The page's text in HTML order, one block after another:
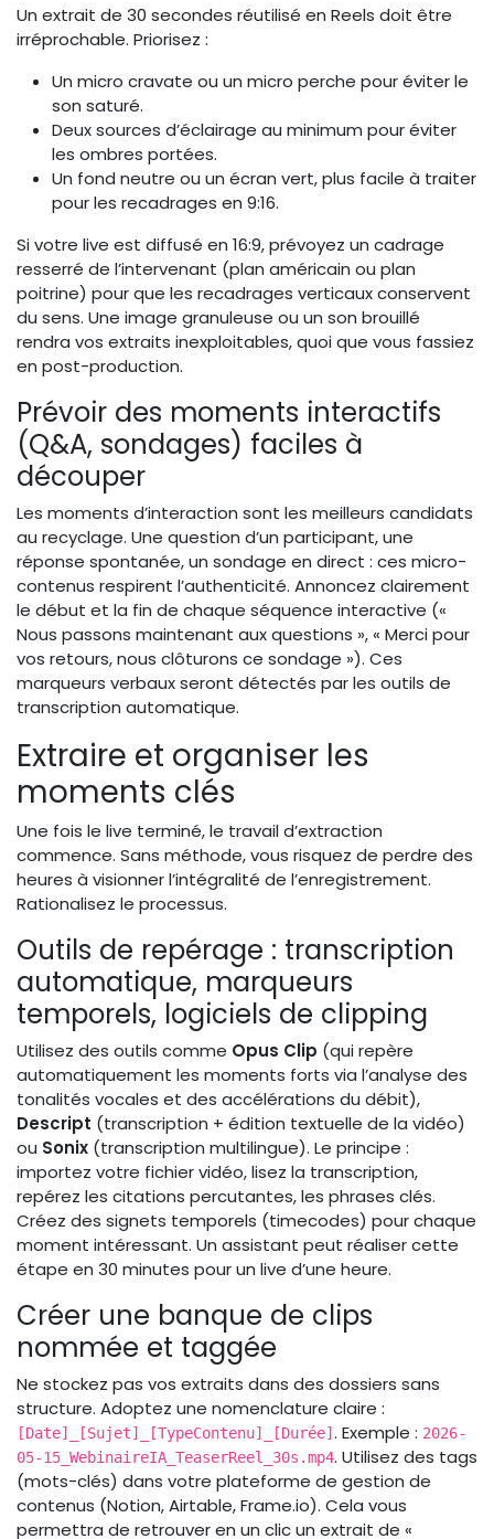
Un extrait de 30 secondes réutilisé en Reels doit être
irréprochable. Priorisez :
Un micro cravate ou un micro perche pour éviter le
son saturé.
Deux sources d’éclairage au minimum pour éviter
les ombres portées.
Un fond neutre ou un écran vert, plus facile à traiter
pour les recadrages en 9:16.
Si votre live est diffusé en 16:9, prévoyez un cadrage
resserré de l’intervenant (plan américain ou plan
poitrine) pour que les recadrages verticaux conservent
du sens. Une image granuleuse ou un son brouillé
rendra vos extraits inexploitables, quoi que vous fassiez
en post-production.
Prévoir des moments interactifs
(Q&A, sondages) faciles à
découper
Les moments d’interaction sont les meilleurs candidats
au recyclage. Une question d’un participant, une
réponse spontanée, un sondage en direct : ces micro-
contenus respirent l’authenticité. Annoncez clairement
le début et la fin de chaque séquence interactive («
Nous passons maintenant aux questions », « Merci pour
vos retours, nous clôturons ce sondage »). Ces
marqueurs verbaux seront détectés par les outils de
transcription automatique.
Extraire et organiser les
moments clés
Une fois le live terminé, le travail d’extraction
commence. Sans méthode, vous risquez de perdre des
heures à visionner l’intégralité de l’enregistrement.
Rationalisez le processus.
Outils de repérage : transcription
automatique, marqueurs
temporels, logiciels de clipping
Utilisez des outils comme Opus Clip (qui repère
automatiquement les moments forts via l’analyse des
tonalités vocales et des accélérations du débit),
Descript (transcription + édition textuelle de la vidéo)
ou Sonix (transcription multilingue). Le principe :
importez votre fichier vidéo, lisez la transcription,
repérez les citations percutantes, les phrases clés.
Créez des signets temporels (timecodes) pour chaque
moment intéressant. Un assistant peut réaliser cette
étape en 30 minutes pour un live d’une heure.
Créer une banque de clips
nommée et taggée
Ne stockez pas vos extraits dans des dossiers sans
structure. Adoptez une nomenclature claire :
[Date]_[Sujet]_[TypeContenu]_[Durée] . Exemple : 2026-
05-15_WebinaireIA_TeaserReel_30s.mp4. Utilisez des tags
(mots-clés) dans votre plateforme de gestion de
contenus (Notion, Airtable, Frame.io). Cela vous
permettra de retrouver en un clic un extrait de «